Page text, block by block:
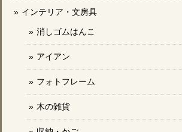
インテリア・文房具
消しゴムはんこ
アイアン
フォトフレーム
木の雑貨